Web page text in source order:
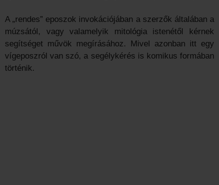
A „rendes” eposzok invokációjában a szerzők általában a
múzsától, vagy valamelyik mitológia istenétől kérnek
segítséget művök megírásához. Mivel azonban itt egy
vígeposzról van szó, a segélykérés is komikus formában
történik.